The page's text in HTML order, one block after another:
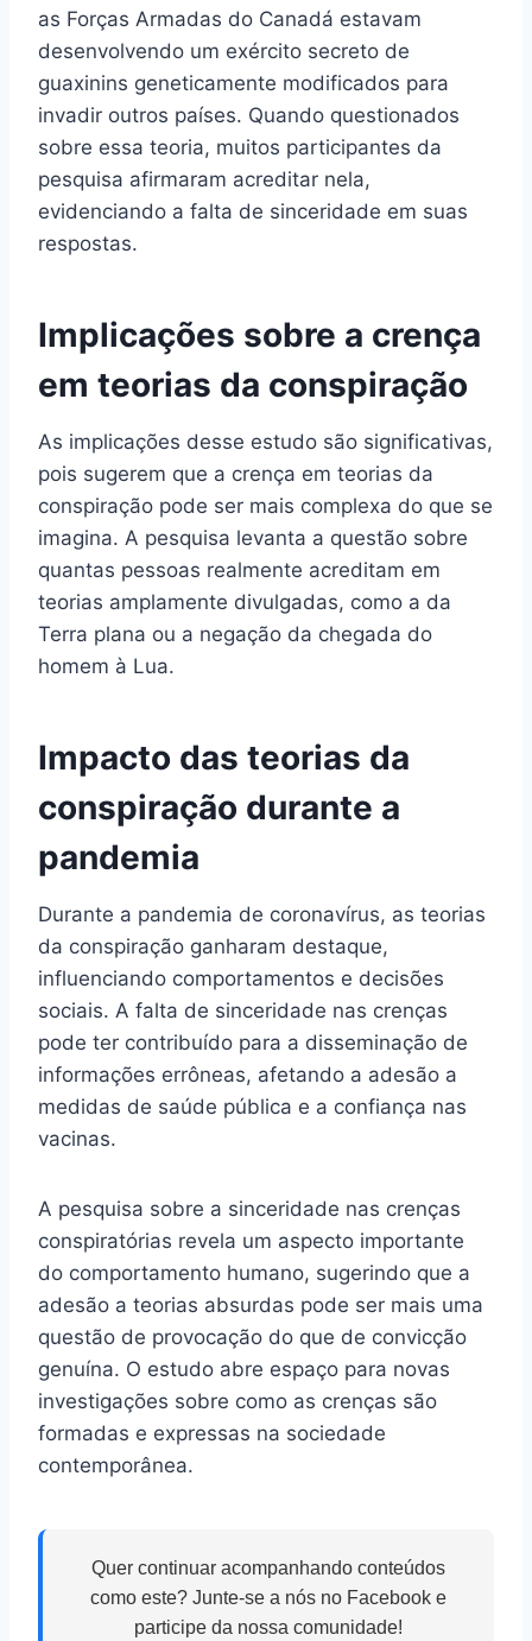
as Forças Armadas do Canadá estavam
desenvolvendo um exército secreto de
guaxinins geneticamente modificados para
invadir outros países. Quando questionados
sobre essa teoria, muitos participantes da
pesquisa afirmaram acreditar nela,
evidenciando a falta de sinceridade em suas
respostas.
Implicações sobre a crença
em teorias da conspiração
As implicações desse estudo são significativas,
pois sugerem que a crença em teorias da
conspiração pode ser mais complexa do que se
imagina. A pesquisa levanta a questão sobre
quantas pessoas realmente acreditam em
teorias amplamente divulgadas, como a da
Terra plana ou a negação da chegada do
homem à Lua.
Impacto das teorias da
conspiração durante a
pandemia
Durante a pandemia de coronavírus, as teorias
da conspiração ganharam destaque,
influenciando comportamentos e decisões
sociais. A falta de sinceridade nas crenças
pode ter contribuído para a disseminação de
informações errôneas, afetando a adesão a
medidas de saúde pública e a confiança nas
vacinas.
A pesquisa sobre a sinceridade nas crenças
conspiratórias revela um aspecto importante
do comportamento humano, sugerindo que a
adesão a teorias absurdas pode ser mais uma
questão de provocação do que de convicção
genuína. O estudo abre espaço para novas
investigações sobre como as crenças são
formadas e expressas na sociedade
contemporânea.
Quer continuar acompanhando conteúdos
como este? Junte-se a nós no Facebook e
participe da nossa comunidade!